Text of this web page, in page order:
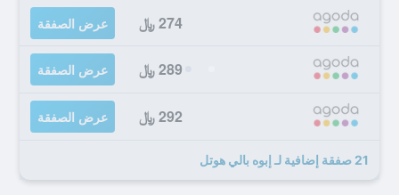
274 ﷼ عرض الصفقة
289 ﷼ عرض الصفقة
292 ﷼ عرض الصفقة
21 صفقة إضافية لـ إبوه بالي هوتل